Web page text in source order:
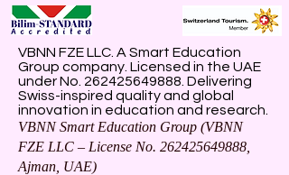
VBNN FZE LLC. A Smart Education
Group company. Licensed in the UAE
under No. 262425649888 . Delivering
Swiss-inspired quality and global
innovation in education and research.
VBNN Smart Education Group (VBNN
FZE LLC – License No. 262425649888
Ajman, UAE)